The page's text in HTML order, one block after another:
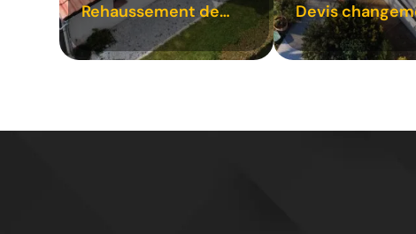
Rehaussement de
toiture 31
Devis
tuile 31